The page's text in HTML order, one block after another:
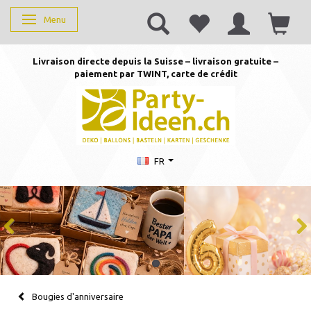
Basculer la navigation
Menu
Livraison directe depuis la Suisse – livraison gratuite –
paiement par TWINT, carte de crédit
FR
Bougies d'anniversaire